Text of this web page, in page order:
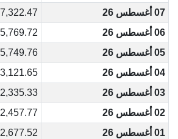
07 أغسطس 26
06 أغسطس 26
05 أغسطس 26
04 أغسطس 26
03 أغسطس 26
02 أغسطس 26
01 أغسطس 26